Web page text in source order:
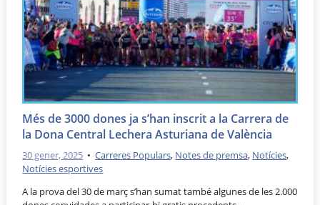
Més de 3000 dones ja s’han inscrit a la Carrera de
la Dona Central Lechera Asturiana de València
30 gener, 2025 •Carreres Populars, Notes de premsa, Notícies,
Notícies esportives
A la prova del 30 de març s’han sumat també algunes de les 2.000